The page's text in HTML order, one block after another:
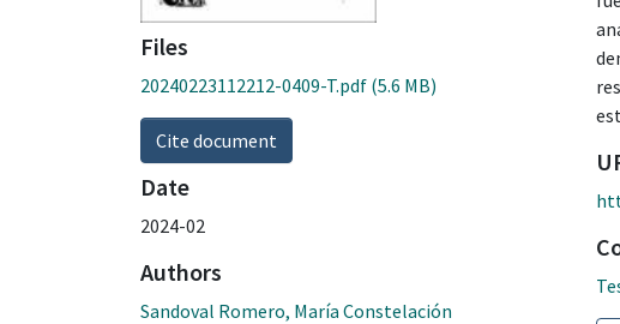
Files
20240223112212-0409-T.pdf (5.6 MB)
Cite document
Date
2024-02
Authors
Sandoval Romero, María Constelación